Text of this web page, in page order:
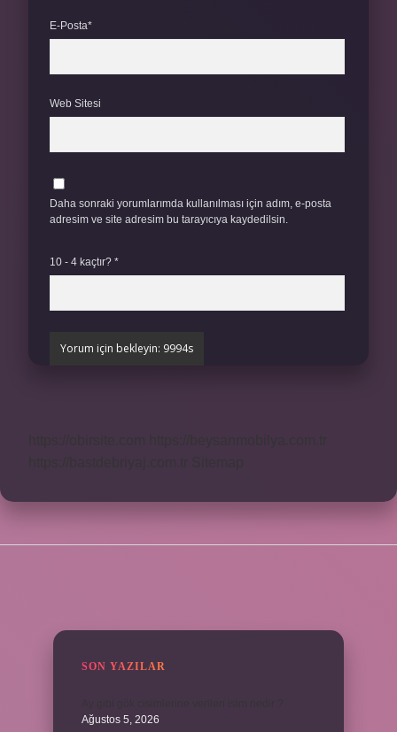
E-Posta*
Web Sitesi
Daha sonraki yorumlarımda kullanılması için adım, e-posta
adresim ve site adresim bu tarayıcıya kaydedilsin.
10 - 4 kaçtır? *
SON YAZILAR
Ağustos 5, 2026